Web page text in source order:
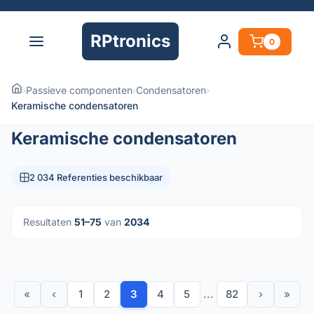
RPtronics 0
›Passieve componenten›Condensatoren›
Keramische condensatoren
Keramische condensatoren
2 034 Referenties beschikbaar
Resultaten 51–75 van 2034
« ‹ 1 2 3 4 5 ... 82 › »